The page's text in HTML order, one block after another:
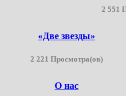
2 551
«Две звезды»
2 221 Просмотра(ов)
О нас